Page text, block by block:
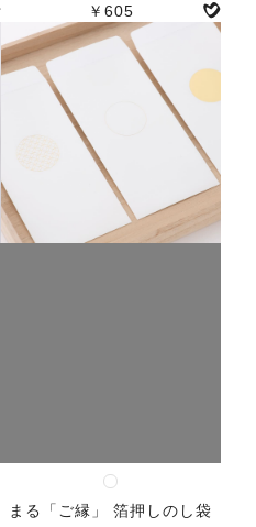
￥605
人気
まる「ご縁」 箔押しのし袋